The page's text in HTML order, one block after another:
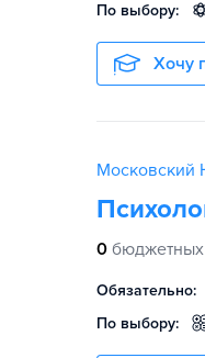
По выбору:
Хочу
Московский
0
Обязательно:
По выбору: